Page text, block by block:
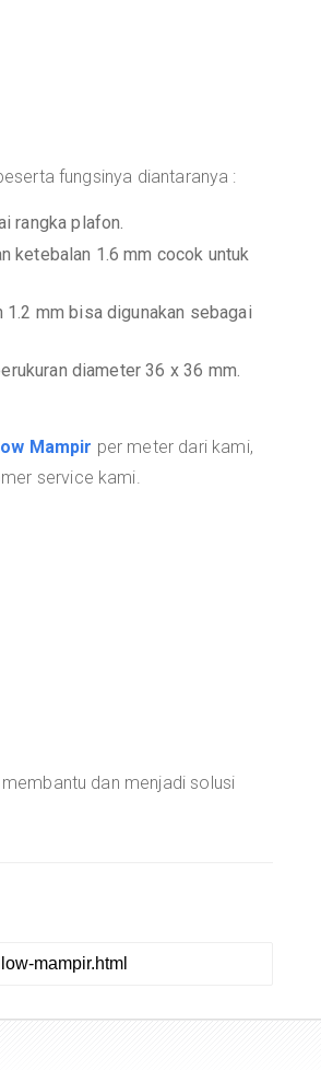
fungsinya diantaranya :
rangka plafon.
ketebalan 1.6 mm cocok untuk
mm bisa digunakan sebagai
diameter 36 x 36 mm.
Mampir per meter dari kami,
service kami.
dan menjadi solusi